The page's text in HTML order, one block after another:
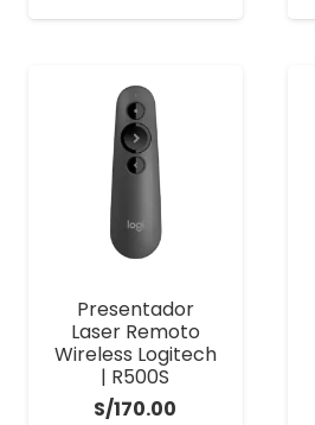
Presentador
Laser Remoto
Wireless Logitech
| R500S
S/170.00